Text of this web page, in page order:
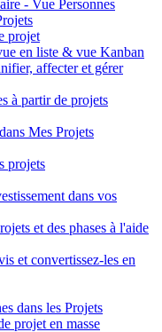
- Vue Personnes
projet
en liste & vue Kanban
affecter et gérer
à partir de projets
Mes Projets
projets
dans vos
et des phases à l'aide
et convertissez-les en
dans les Projets
projet en masse